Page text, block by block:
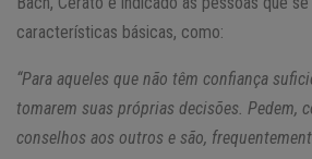
características básicas, como:
“Para aqueles que não têm confiança
tomarem suas próprias decisões. Pedem,
conselhos aos outros e são,